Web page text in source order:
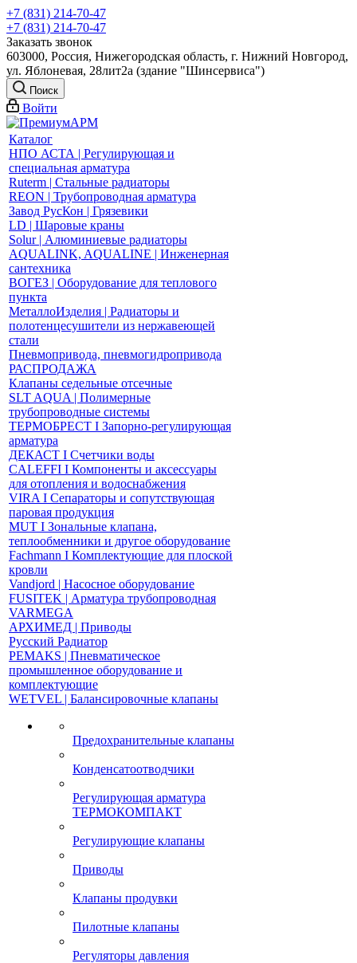
+7 (831) 214-70-47
+7 (831) 214-70-47
Заказать звонок
603000, Россия, Нижегородская область, г. Нижний Новгород,
ул. Яблоневая, 28лит2а (здание "Шинсервиса")
Поиск
Войти
Каталог
НПО АСТА | Регулирующая и
специальная арматура
Ruterm | Стальные радиаторы
REON | Трубопроводная арматура
Завод РусКон | Грязевики
LD | Шаровые краны
Solur | Алюминиевые радиаторы
AQUALINK, AQUALINE | Инженерная
сантехника
ВОГЕЗ | Оборудование для теплового
пункта
МеталлоИзделия | Радиаторы и
полотенцесушители из нержавеющей
стали
Пневмопривода, пневмогидропривода
РАСПРОДАЖА
Клапаны седельные отсечные
SLT AQUA | Полимерные
трубопроводные системы
ТЕРМОБРЕСТ І Запорно-регулирующая
арматура
ДЕКАСТ І Счетчики воды
CALEFFI І Компоненты и аксессуары
для отопления и водоснабжения
VIRA І Сепараторы и сопутствующая
паровая продукция
MUT І Зональные клапана,
теплообменники и другое оборудование
Fachmann І Комплектующие для плоской
кровли
Vandjord | Насосное оборудование
FUSITEK | Арматура трубопроводная
VARMEGA
АРХИМЕД | Приводы
Русский Радиатор
PEMAKS | Пневматическое
промышленное оборудование и
комплектующие
WETVEL | Балансировочные клапаны
Предохранительные клапаны
Конденсатоотводчики
Регулирующая арматура
ТЕРМОКОМПАКТ
Регулирующие клапаны
Приводы
Клапаны продувки
Пилотные клапаны
Регуляторы давления